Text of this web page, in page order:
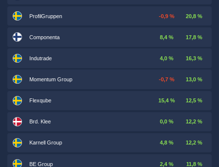
ProfilGruppen -0,9 % 20,8 %
Componenta 8,4 % 17,8 %
Indutrade 4,0 % 16,3 %
Momentum Group -0,7 % 13,0 %
Flexqube 15,4 % 12,5 %
Brd. Klee 0,0 % 12,2 %
Karnell Group 4,8 % 12,2 %
BE Group 2,4 % 11,8 %